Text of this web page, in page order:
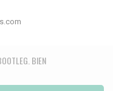
BIEN